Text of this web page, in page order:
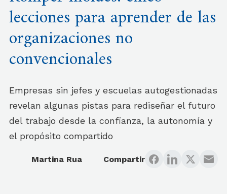
lecciones para aprender de las
organizaciones no
convencionales
Empresas sin jefes y escuelas autogestionadas
revelan algunas pistas para rediseñar el futuro
del trabajo desde la confianza, la autonomía y
el propósito compartido
Martina Rua Compartir